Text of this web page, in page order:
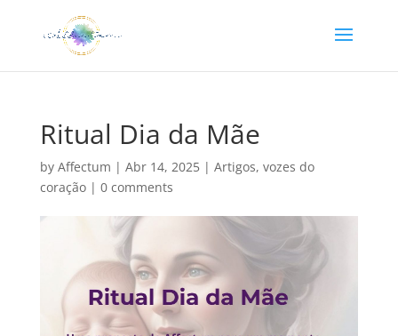
Ritual Dia da Mãe
by Affectum | Abr 14, 2025| Artigos, vozes do
coração| 0 comments